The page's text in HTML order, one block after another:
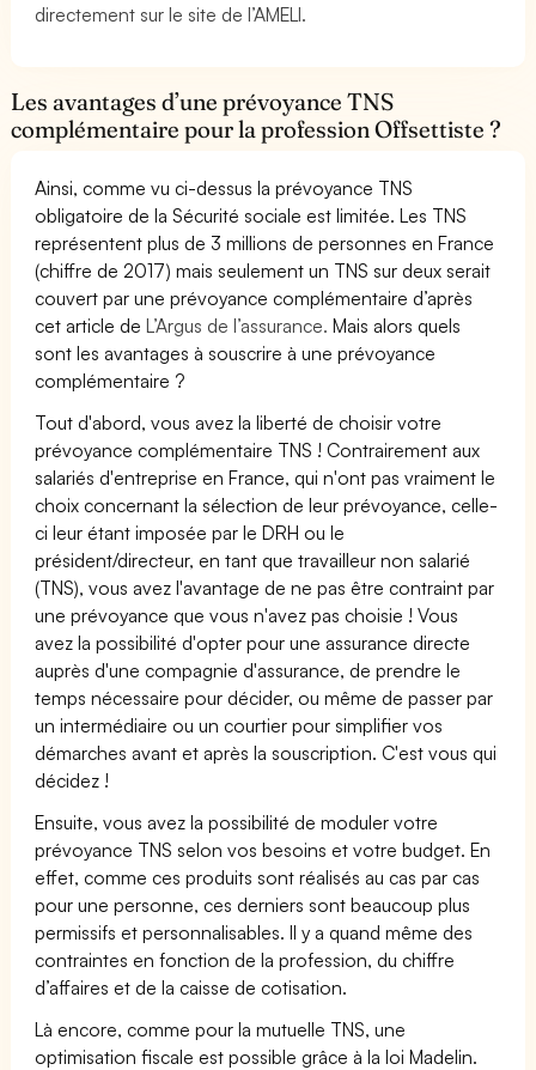
directement sur le site de l’AMELI.
Les avantages d’une prévoyance TNS
complémentaire pour la profession Offsettiste ?
Ainsi, comme vu ci-dessus la prévoyance TNS
obligatoire de la Sécurité sociale est limitée. Les TNS
représentent plus de 3 millions de personnes en France
(chiffre de 2017) mais seulement un TNS sur deux serait
couvert par une prévoyance complémentaire d’après
cet article deL’Argus de l’assurance. Mais alors quels
sont les avantages à souscrire à une prévoyance
complémentaire ?
Tout d'abord, vous avez la liberté de choisir votre
prévoyance complémentaire TNS ! Contrairement aux
salariés d'entreprise en France, qui n'ont pas vraiment le
choix concernant la sélection de leur prévoyance, celle-
ci leur étant imposée par le DRH ou le
président/directeur, en tant que travailleur non salarié
(TNS), vous avez l'avantage de ne pas être contraint par
une prévoyance que vous n'avez pas choisie ! Vous
avez la possibilité d'opter pour une assurance directe
auprès d'une compagnie d'assurance, de prendre le
temps nécessaire pour décider, ou même de passer par
un intermédiaire ou un courtier pour simplifier vos
démarches avant et après la souscription. C'est vous qui
décidez !
Ensuite, vous avez la possibilité de moduler votre
prévoyance TNS selon vos besoins et votre budget. En
effet, comme ces produits sont réalisés au cas par cas
pour une personne, ces derniers sont beaucoup plus
permissifs et personnalisables. Il y a quand même des
contraintes en fonction de la profession, du chiffre
d’affaires et de la caisse de cotisation.
Là encore, comme pour la mutuelle TNS, une
optimisation fiscale est possible grâce à la loi Madelin.